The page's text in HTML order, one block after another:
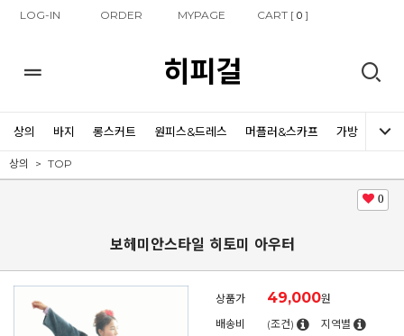
LOG-IN ORDER MYPAGE CART [0 ]
히피걸
상의 바지 롱스커트 원피스&드레스 머플러&스카프 가방 신발
상의 TOP
0
보헤미안스타일 히토미 아우터
상품가 49,000원
배송비
(조건) 지역별